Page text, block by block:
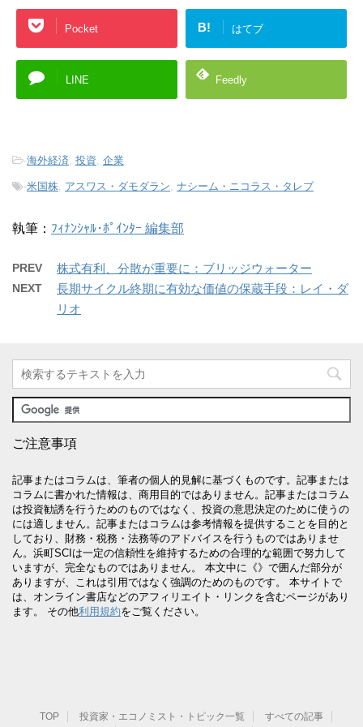
Pocket B! はてブ
LINE Feedly
-海外経済, 投資, 企業
-米国株, アスワス・ダモダラン, ナシーム・ニコラス・タレブ
執筆： ﾌｨﾅﾝｼｬﾙ･ﾎﾟｲﾝﾀｰ 編集部
PREV 株式有利、分散が重要に：ブリッジウォーター
NEXT
長期サイクル終期に有効な価値の保蔵手段：レイ・ダ
リオ
ご注意事項
記事またはコラムは、筆者の個人的見解に基づくものです。記事または
コラムに書かれた情報は、商用目的ではありません。記事またはコラム
は投資勧誘を行うためのものではなく、投資の意思決定のために使うの
には適しません。記事またはコラムは参考情報を提供することを目的と
しており、財務・税務・法務等のアドバイスを行うものではありませ
ん。浜町SCIは一定の信頼性を維持するための合理的な範囲で努力して
いますが、完全なものではありません。 本文中に《》で囲んだ部分が
ありますが、これは引用ではなく強調のためのものです。 本サイトで
は、オンライン書店などのアフィリエイト・リンクを含むページがあり
ます。 その他利用規約をご覧ください。
TOP 投資家・エコノミスト・トピック一覧
すべての記事